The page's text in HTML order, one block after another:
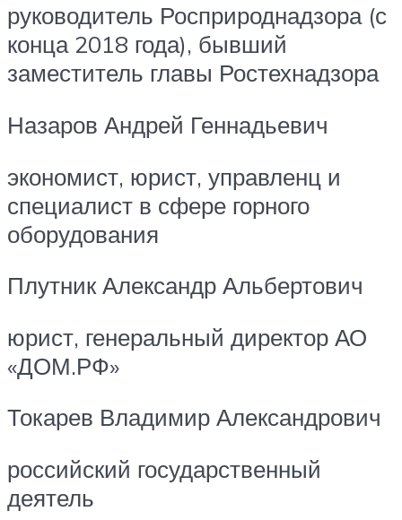
руководитель Росприроднадзора (с
конца 2018 года), бывший
заместитель главы Ростехнадзора
Назаров Андрей Геннадьевич
экономист, юрист, управленц и
специалист в сфере горного
оборудования
Плутник Александр Альбертович
юрист, генеральный директор АО
«ДОМ.РФ»
Токарев Владимир Александрович
российский государственный
деятель